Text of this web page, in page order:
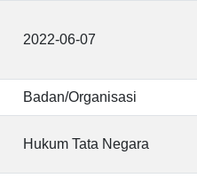
2022-06-07
Badan/Organisasi
Hukum Tata Negara